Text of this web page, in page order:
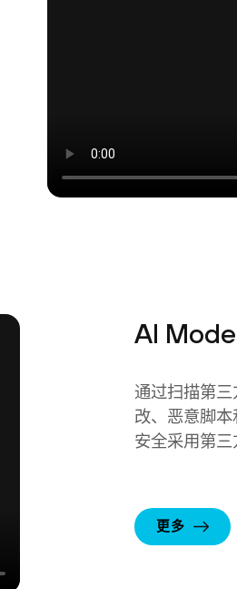
AI
通过扫描第
改、恶意脚
安全采用第
更多